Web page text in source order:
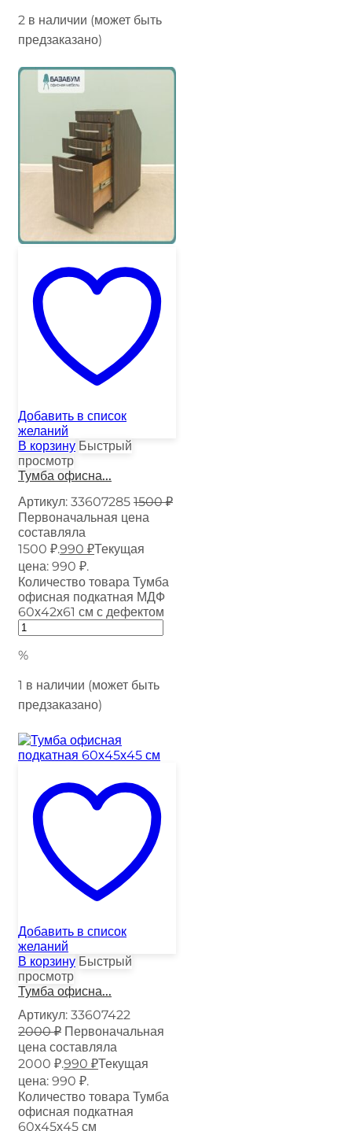
2 в наличии (может быть
предзаказано)
Добавить в список
желаний
В корзину Быстрый
просмотр
Тумба офисна...
Артикул: 33607285 1500₽
Первоначальная цена
составляла
1500 ₽.990 ₽Текущая
цена: 990 ₽.
Количество товара Тумба
офисная подкатная МДФ
60х42х61 см с дефектом
%
1 в наличии (может быть
предзаказано)
Добавить в список
желаний
В корзину Быстрый
просмотр
Тумба офисна...
Артикул: 33607422
2000₽ Первоначальная
цена составляла
2000 ₽.990 ₽Текущая
цена: 990 ₽.
Количество товара Тумба
офисная подкатная
60х45х45 см